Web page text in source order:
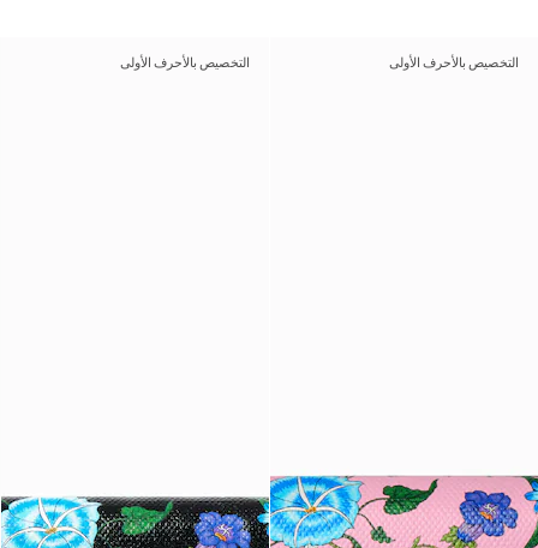
التخصيص بالأحرف الأولى التخصيص بالأحرف الأولى